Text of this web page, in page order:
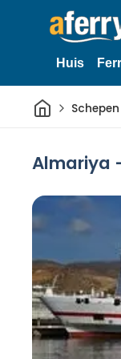
Huis
ThuisSchepen
Almariya